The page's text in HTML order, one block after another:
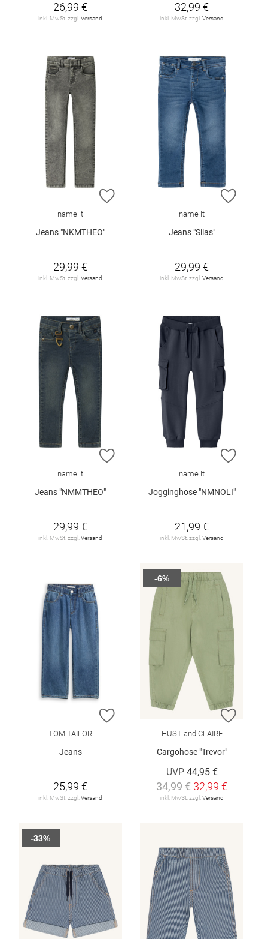
26,99 €
inkl. MwSt. zzgl.Versand
32,99 €
inkl. MwSt. zzgl.Versand
ZUR WUNSCHLISTE HINZUFÜGEN
name it
Jeans "NKMTHEO"
29,99 €
inkl. MwSt. zzgl. Versand
ZUR
name it
Jeans "Silas"
29,99 €
inkl. MwSt. zzgl. Versand
ZUR WUNSCHLISTE HINZUFÜGEN
name it
Jeans "NMMTHEO"
29,99 €
inkl. MwSt. zzgl. Versand
ZUR
name it
Jogginghose "NMNOLI"
21,99 €
inkl. MwSt. zzgl. Versand
ZUR WUNSCHLISTE HINZUFÜGEN
TOM TAILOR
Jeans
25,99 €
inkl. MwSt. zzgl. Versand
ZUR
HUST and CLAIRE
Cargohose "Trevor"
UVP 44,95 €
34,99 € 32,99 €
inkl. MwSt. zzgl. Versand
-6%
-33%